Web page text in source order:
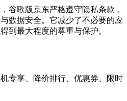
谷歌版京东严格遵守隐私条款，
数据安全。它减少了不必要的应
到最大程度的尊重与保护。
专享、降价排行、优惠券、限时